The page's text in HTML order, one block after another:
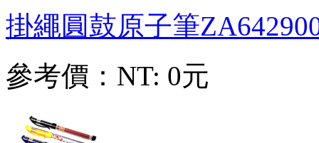
掛繩圓鼓原子筆
參考價： NT: 0元